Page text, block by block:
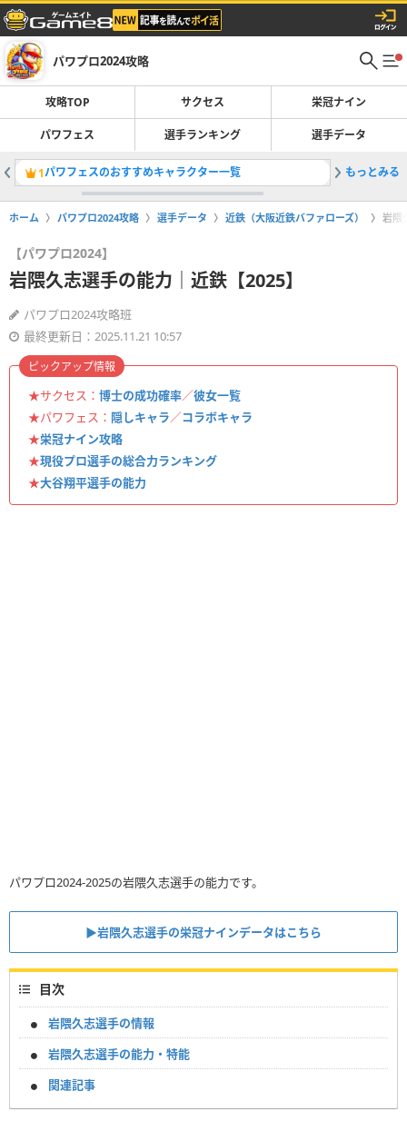
パワプロ2024攻略
攻略TOP サクセス 栄冠ナイン
パワフェス 選手ランキング 選手データ
1パワフェスのおすすめキャラクター一覧 2パワフ
もっとみる
ホーム パワプロ2024攻略 選手データ 近鉄（大阪近鉄バファローズ） 岩隈
【パワプロ2024】
岩隈久志選手の能力｜近鉄【2025】
パワプロ2024攻略班
最終更新日：2025.11.21 10:57
★サクセス： 博士の成功確率／彼女一覧
★パワフェス： 隠しキャラ／コラボキャラ
★栄冠ナイン攻略
★現役プロ選手の総合力ランキング
★大谷翔平選手の能力
ピックアップ情報
パワプロ2024-2025の岩隈久志選手の能力です。
▶︎岩隈久志選手の栄冠ナインデータはこちら
目次
岩隈久志選手の情報
岩隈久志選手の能力・特能
関連記事